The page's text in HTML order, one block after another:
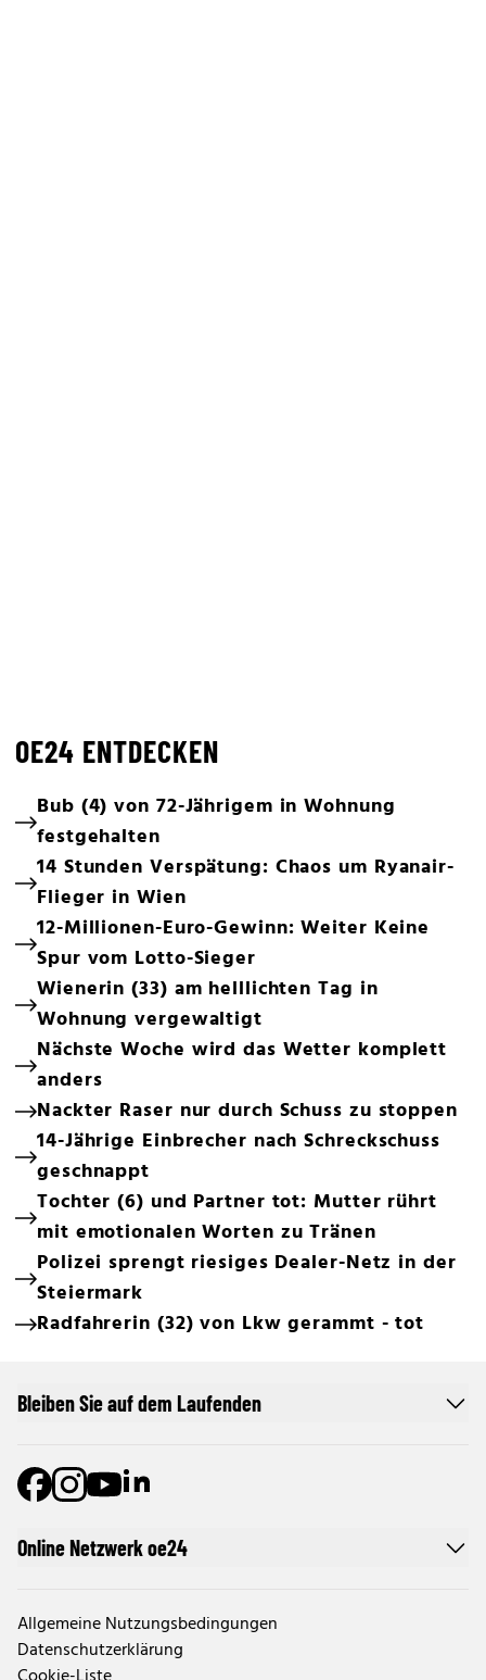
OE24 ENTDECKEN
Bub (4) von 72-Jährigem in Wohnung
festgehalten
14 Stunden Verspätung: Chaos um Ryanair-
Flieger in Wien
12-Millionen-Euro-Gewinn: Weiter Keine
Spur vom Lotto-Sieger
Wienerin (33) am helllichten Tag in
Wohnung vergewaltigt
Nächste Woche wird das Wetter komplett
anders
Nackter Raser nur durch Schuss zu stoppen
14-Jährige Einbrecher nach Schreckschuss
geschnappt
Tochter (6) und Partner tot: Mutter rührt
mit emotionalen Worten zu Tränen
Polizei sprengt riesiges Dealer-Netz in der
Steiermark
Radfahrerin (32) von Lkw gerammt - tot
Online Netzwerk oe24
Allgemeine Nutzungsbedingungen
Datenschutzerklärung
Bleiben Sie auf dem Laufenden